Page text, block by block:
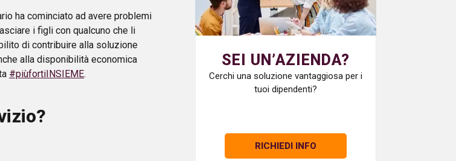
ha cominciato ad avere problemi
i figli con qualcuno che li
di contribuire alla soluzione
alla disponibilità economica
#piùfortiINSIEME.
SEI UN’AZIENDA?
Cerchi una soluzione vantaggiosa per i
tuoi dipendenti?
RICHIEDI INFO